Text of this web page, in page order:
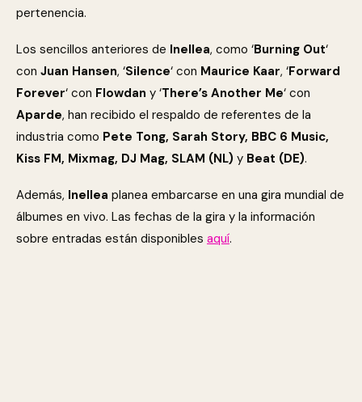
pertenencia.
Los sencillos anteriores de Inellea, como ‘Burning Out‘
con Juan Hansen, ‘Silence‘ con Maurice Kaar, ‘Forward
Forever‘ con Flowdan y ‘There’s Another Me‘ con
Aparde, han recibido el respaldo de referentes de la
industria como Pete Tong, Sarah Story, BBC 6 Music,
Kiss FM, Mixmag, DJ Mag, SLAM (NL) y Beat (DE).
Además, Inellea planea embarcarse en una gira mundial de
álbumes en vivo. Las fechas de la gira y la información
sobre entradas están disponibles aquí.